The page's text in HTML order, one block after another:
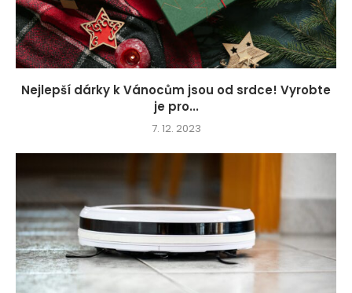
Nejlepší dárky k Vánocům jsou od srdce! Vyrobte
je pro...
7. 12. 2023